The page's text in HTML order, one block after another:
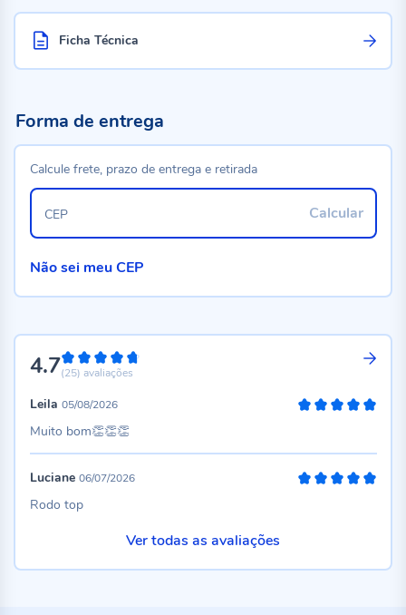
Ficha Técnica
4.794%
(25) avaliações
Leila 05/08/2026
Muito bom👏👏👏
Luciane 06/07/2026
Rodo top
Ver todas as avaliações
Forma de entrega
Calcule frete, prazo de entrega e retirada
Calcular
CEP
Não sei meu CEP